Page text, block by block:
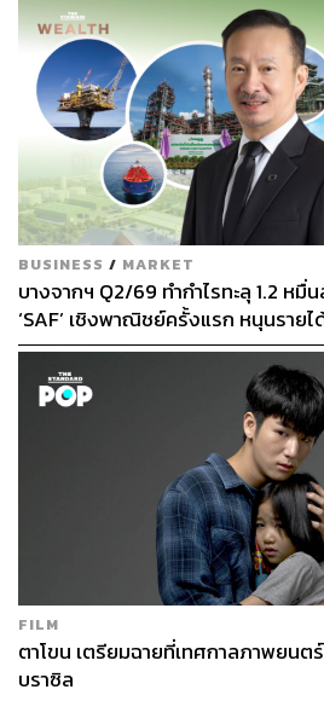
โลกคงอยู่ยาก หากคอมพิวเตอร์
ตามรายงานของ Microsoft จำนวน
จากเหตุการณ์ซอฟต์แวร์อัปเดตอยู่ที่
ประมาณ 1% ของอุปกรณ์ Windows
ก็ทำให้หลายกิจกรรมทางเศรษฐกิจไ
ได้ โดยนักเศรษฐศาสตร์ออกมาประ
หายมีแนวโน้มที่จะอยู่ในระดับหลา
ภาวะที่คล้ายกับว่าโลกเป็นอัมพาตไ
ความเกี่ยวโยงของมนุษย์ในโลกดิจิ
เพราะสมัยนี้หลายอย่างในชีวิตแทบจ
โครงสร้างพื้นฐานดิจิทัลตัวนี้แล้ว
“ช่วงก่อนที่เข้าจะสู่ปี 2000 วิถีชีวิต
อย่างที่ไม่ต้องพึ่งพาเครื่องมือดิจิทัล
ต่อไปแล้ว เอาเรื่องใกล้ตัวที่สุดของห
โทรศัพท์มือถือไว้ที่บ้านในโลกทุกวัน
จะรู้สึกเหมือนขาดอะไรไป หรือเกิด
กรณีล่าสุดก็เป็นที่ประจักษ์ว่าระบบคอ
หลักชั่วโมงมันกระทบกับโลกมากแค่
BUSINESS / MARKET
บางจากฯ Q2/69 ทำกำไรทะลุ 1.2 หมื่
‘SAF’ เชิงพาณิชย์ครั้งแรก หนุนราย
ล้าน
FILM
ตาโขน เตรียมฉายที่เทศกาลภาพยนต
บราซิล